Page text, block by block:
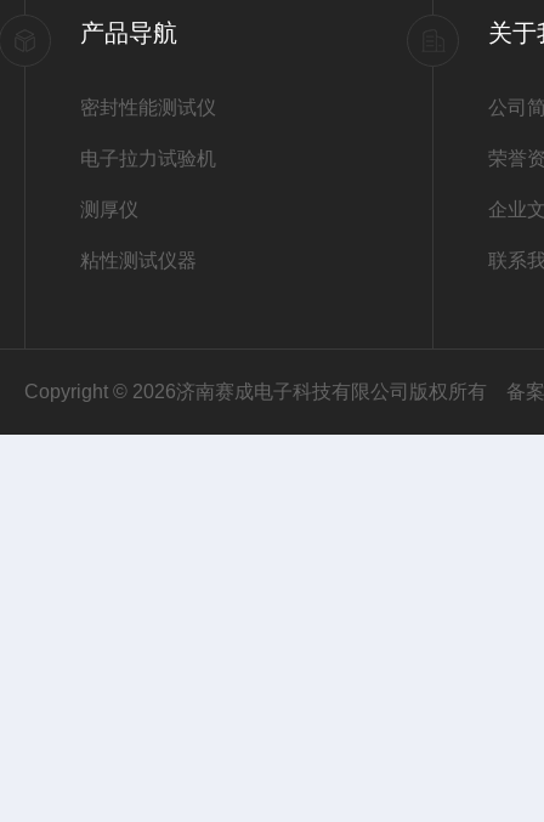
产品导航
密封性能测试仪
电子拉力试验机
测厚仪
粘性测试仪器
关于
公司
荣誉
企业
联系
Copyright © 2026济南赛成电子科技有限公司版权所有 备